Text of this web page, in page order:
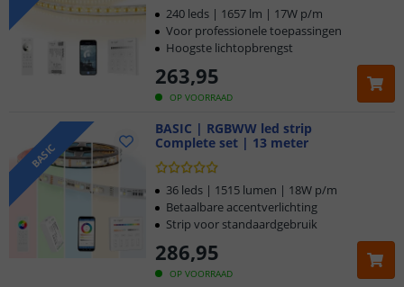
OP VOORRAAD
263,95
240 leds | 1657 lm | 17W p/m
Voor professionele toepassingen
Hoogste lichtopbrengst
BASIC
BASIC | RGBWW led strip
Complete set | 13 meter
OP VOORRAAD
286,95
36 leds | 1515 lumen | 18W p/m
Betaalbare accentverlichting
Strip voor standaardgebruik